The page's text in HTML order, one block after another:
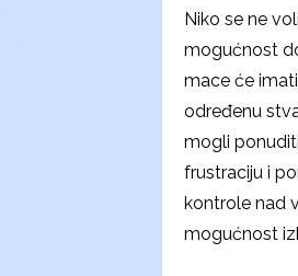
Niko se ne
mogućnost
mace će
određenu
mogli
frustraciju i
kontrole nad
mogućnost